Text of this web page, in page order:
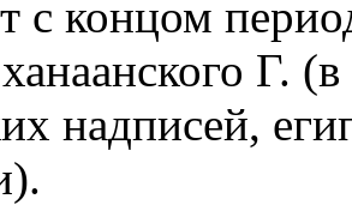
с концом
Г.
надписей,